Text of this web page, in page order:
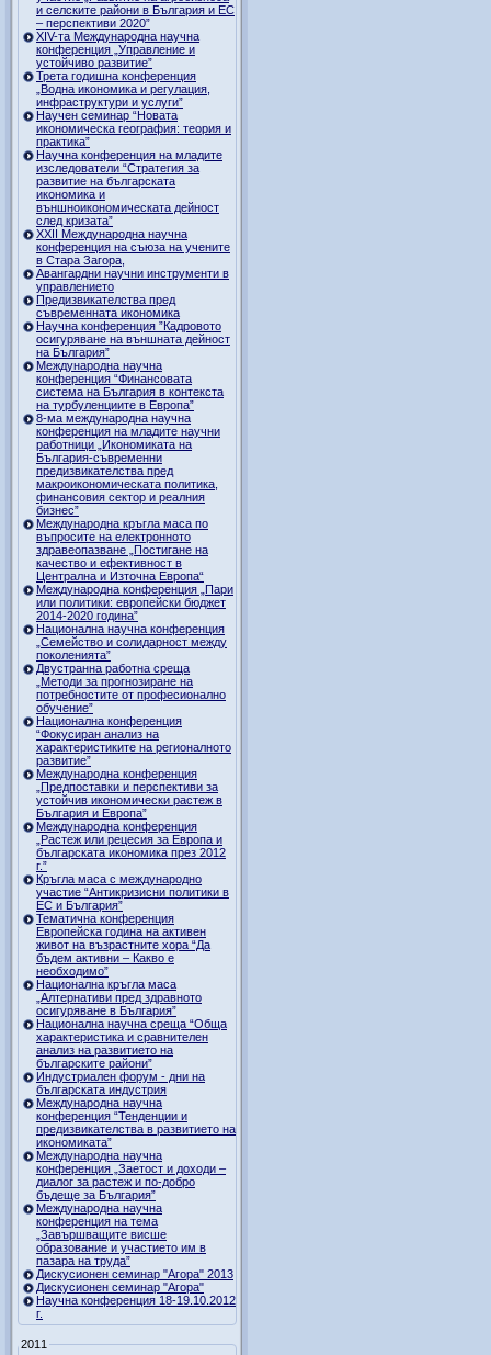
и селските райони в България и ЕС
– перспективи 2020”
XIV-та Международна научна
конференция „Управление и
устойчиво развитие”
Трета годишна конференция
„Водна икономика и регулация,
инфраструктури и услуги”
Научен семинар “Новата
икономическа география: теория и
практика”
Научна конференция на младите
изследователи “Стратегия за
развитие на българската
икономика и
външноикономическата дейност
след кризата”
ХХII Международна научна
конференция на съюза на учените
в Стара Загора,
Авангардни научни инструменти в
управлението
Предизвикателства пред
съвременната икономика
Научна конференция ”Кадровото
осигуряване на външната дейност
на България”
Международна научна
конференция “Финансовата
система на България в контекста
на турбуленциите в Европа”
8-ма международна научна
конференция на младите научни
работници „Икономиката на
България-съвременни
предизвикателства пред
макроикономическата политика,
финансовия сектор и реалния
бизнес”
Международна кръгла маса по
въпросите на електронното
здравеопазване „Постигане на
качество и ефективност в
Централна и Източна Европа“
Международна конференция „Пари
или политики: европейски бюджет
2014-2020 година”
Национална научна конференция
„Семейство и солидарност между
поколенията”
Двустранна работна среща
„Методи за прогнозиране на
потребностите от професионално
обучение”
Национална конференция
“Фокусиран анализ на
характеристиките на регионалното
развитие”
Международна конференция
„Предпоставки и перспективи за
устойчив икономически растеж в
България и Европа”
Международна конференция
„Растеж или рецесия за Европа и
българската икономика през 2012
г.”
Кръгла маса с международно
участие “Антикризисни политики в
ЕС и България”
Тематична конференция
Европейска година на активен
живот на възрастните хора “Да
бъдем активни – Какво е
необходимо”
Национална кръгла маса
„Алтернативи пред здравното
осигуряване в България”
Национална научна среща “Обща
характеристика и сравнителен
анализ на развитието на
българските райони”
Индустриален форум - дни на
българската индустрия
Международна научна
конференция “Тенденции и
предизвикателства в развитието на
икономиката”
Международна научна
конференция „Заетост и доходи –
диалог за растеж и по-добро
бъдеще за България”
Международна научна
конференция на тема
„Завършващите висше
образование и участието им в
пазара на труда”
Дискусионен семинар "Агора" 2013
Дискусионен семинар "Агора"
Научна конференция 18-19.10.2012
г.
2011